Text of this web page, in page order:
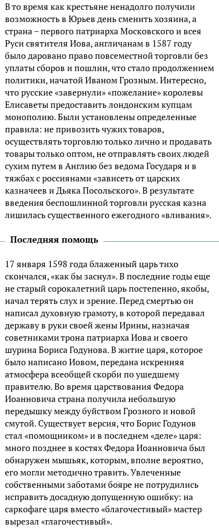
В то время как крестьяне ненадолго получили
возможность в Юрьев день сменить хозяина, а
страна – первого патриарха Московского и всея
Руси святителя Иова, англичанам в 1587 году
было даровано право повсеместной торговли без
уплаты сборов и пошлин, что стало продолжением
политики, начатой Иваном Грозным. Интересно,
что русские «завернули» «пожелание» королевы
Елисаветы предоставить лондонским купцам
монополию. Были установлены определенные
правила: не привозить чужих товаров,
осуществлять торговлю только лично и продавать
товары только оптом, не отправлять своих людей
сухим путем в Англию без ведома Государя и в
тяжбах с россиянами «зависеть от царских
казначеев и Дьяка Посольского». В результате
введения беспошлинной торговли русская казна
лишилась существенного ежегодного «вливания».
Последняя помощь
17 января 1598 года блаженный царь тихо
скончался, «как бы заснул». В последние годы еще
не старый сорокалетний царь постепенно, якобы,
начал терять слух и зрение. Перед смертью он
написал духовную грамоту, в которой передавал
державу в руки своей жены Ирины, назначая
советниками трона патриарха Иова и своего
шурина Бориса Годунова. В житие царя, которое
было написано Иовом, передана искренняя
атмосфера всеобщей скорби по ушедшему
правителю. Во время царствования Федора
Иоанновича страна получила небольшую
передышку между буйством Грозного и новой
смутой. Существует версия, что Борис Годунов
стал «помощником» и в последнем «деле» царя:
много позднее в костях Федора Иоанновича был
обнаружен мышьяк, которым, вполне вероятно,
его могли методично травить. Увлеченные
собственными заботами бояре не потрудились
исправить досадную допущенную ошибку: на
саркофаге царя вместо «благочестивый» мастер
вырезал «глагочестивый».